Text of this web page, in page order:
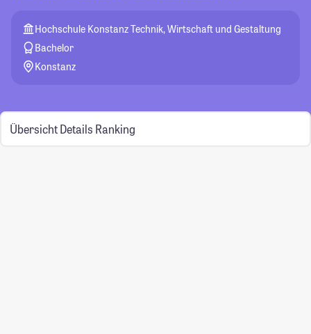
Hochschule Konstanz Technik, Wirtschaft und Gestaltung
Bachelor
Konstanz
Übersicht Details Ranking